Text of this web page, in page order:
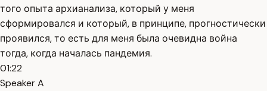
того опыта архианализа, который у меня
сформировался и который, в принципе, прогностически
проявился, то есть для меня была очевидна война
тогда, когда началась пандемия.
01:22
Speaker A